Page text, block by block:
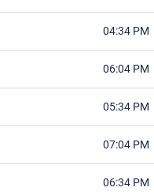
04:34 PM
06:04 PM
05:34 PM
07:04 PM
06:34 PM